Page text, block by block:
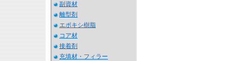
副資材
離型剤
エポキシ樹脂
コア材
接着剤
充填材・フィラー